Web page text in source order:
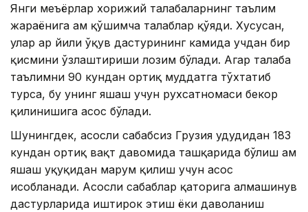
Янги меъёрлар хорижий талабаларнинг таълим
жараёнига ҳам қўшимча талаблар қўяди. Хусусан,
улар ҳар йили ўқув дастурининг камида учдан бир
қисмини ўзлаштириши лозим бўлади. Агар талаба
таълимни 90 кундан ортиқ муддатга тўхтатиб
турса, бу унинг яшаш учун рухсатномаси бекор
қилинишига асос бўлади.
Шунингдек, асосли сабабсиз Грузия ҳудудидан 183
кундан ортиқ вақт давомида ташқарида бўлиш ҳам
яшаш ҳуқуқидан маҳрум қилиш учун асос
ҳисобланади. Асосли сабаблар қаторига алмашинув
дастурларида иштирок этиш ёки даволаниш